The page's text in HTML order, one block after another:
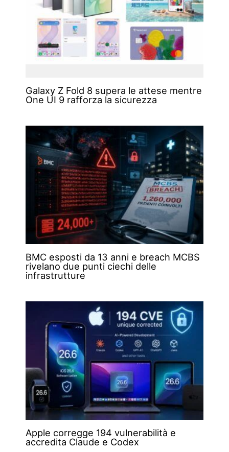
Galaxy Z Fold 8 supera le attese mentre
One UI 9 rafforza la sicurezza
BMC esposti da 13 anni e breach MCBS
rivelano due punti ciechi delle
infrastrutture
Apple corregge 194 vulnerabilità e
accredita Claude e Codex